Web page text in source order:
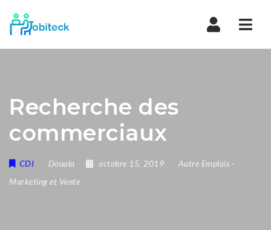
Recherche des
commerciaux
CDI Douala octobre 15, 2019 Autre Emplois -
Marketing et Vente